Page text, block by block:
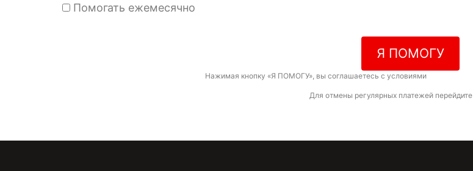
Помогать ежемесячно
Я ПОМОГУ
Нажимая кнопку «Я ПОМОГУ», вы соглашаетесь с условиями
Для отмены регулярных платежей перейдите